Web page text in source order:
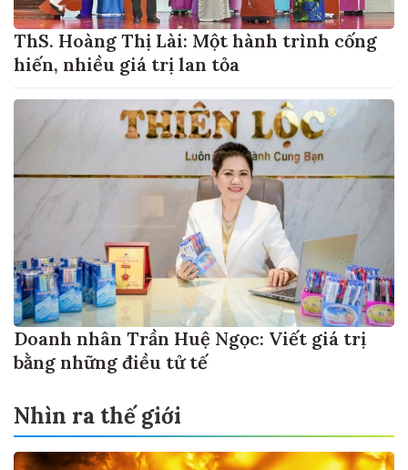
ThS. Hoàng Thị Lài: Một hành trình cống
hiến, nhiều giá trị lan tỏa
Doanh nhân Trần Huệ Ngọc: Viết giá trị
bằng những điều tử tế
Nhìn ra thế giới